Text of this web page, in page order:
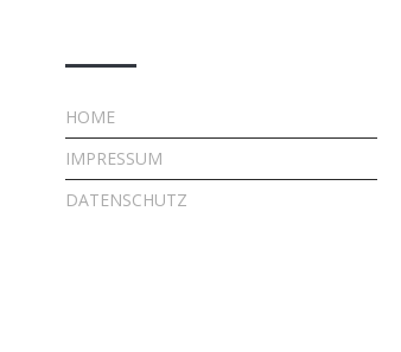
HOME
IMPRESSUM
DATENSCHUTZ